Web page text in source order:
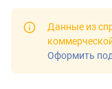
Данные из
Оформить